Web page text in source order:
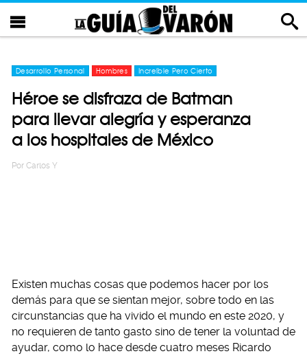
Desarrollo Personal Hombres Increíble Pero Cierto
Héroe se disfraza de Batman
para llevar alegría y esperanza
a los hospitales de México
Por Carlos Y
Existen muchas cosas que podemos hacer por los
demás para que se sientan mejor, sobre todo en las
circunstancias que ha vivido el mundo en este 2020, y
no requieren de tanto gasto sino de tener la voluntad de
ayudar, como lo hace desde cuatro meses Ricardo